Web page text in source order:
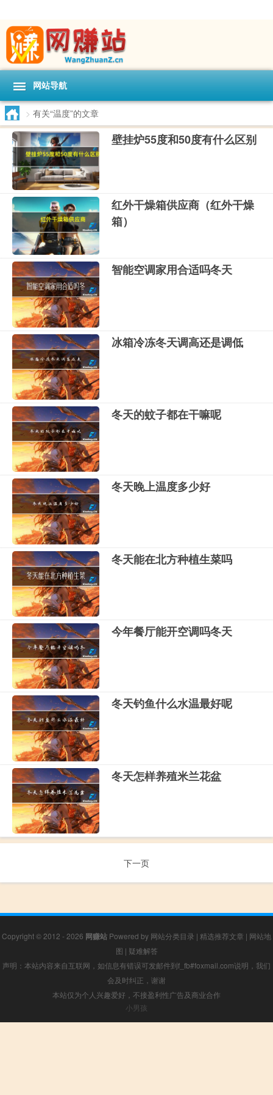
网站导航
> 有关“温度”的文章
壁挂炉55度和50度有什么区别
红外干燥箱供应商（红外干燥
箱）
智能空调家用合适吗冬天
冰箱冷冻冬天调高还是调低
冬天的蚊子都在干嘛呢
冬天晚上温度多少好
冬天能在北方种植生菜吗
今年餐厅能开空调吗冬天
冬天钓鱼什么水温最好呢
冬天怎样养殖米兰花盆
下一页
Copyright © 2012 - 2026 网赚站 Powered by 网站分类目录 | 精选推荐文章 | 网站地
图 | 疑难解答
声明：本站内容来自互联网，如信息有错误可发邮件到f_fb#foxmail.com说明，我们
会及时纠正，谢谢
本站仅为个人兴趣爱好，不接盈利性广告及商业合作
小男孩